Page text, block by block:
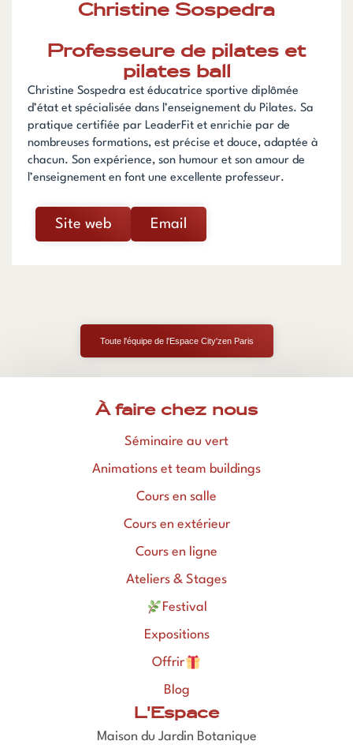
Christine Sospedra
Professeure de pilates et
pilates ball
Christine Sospedra est éducatrice sportive diplômée
d’état et spécialisée dans l’enseignement du Pilates. Sa
pratique certifiée par LeaderFit et enrichie par de
nombreuses formations, est précise et douce, adaptée à
chacun. Son expérience, son humour et son amour de
l’enseignement en font une excellente professeur.
Site web Email
Toute l'équipe de l'Espace City'zen Paris
À faire chez nous
Séminaire au vert
Animations et team buildings
Cours en salle
Cours en extérieur
Cours en ligne
Ateliers & Stages
Festival
Expositions
Offrir
Blog
L'Espace
Maison du Jardin Botanique